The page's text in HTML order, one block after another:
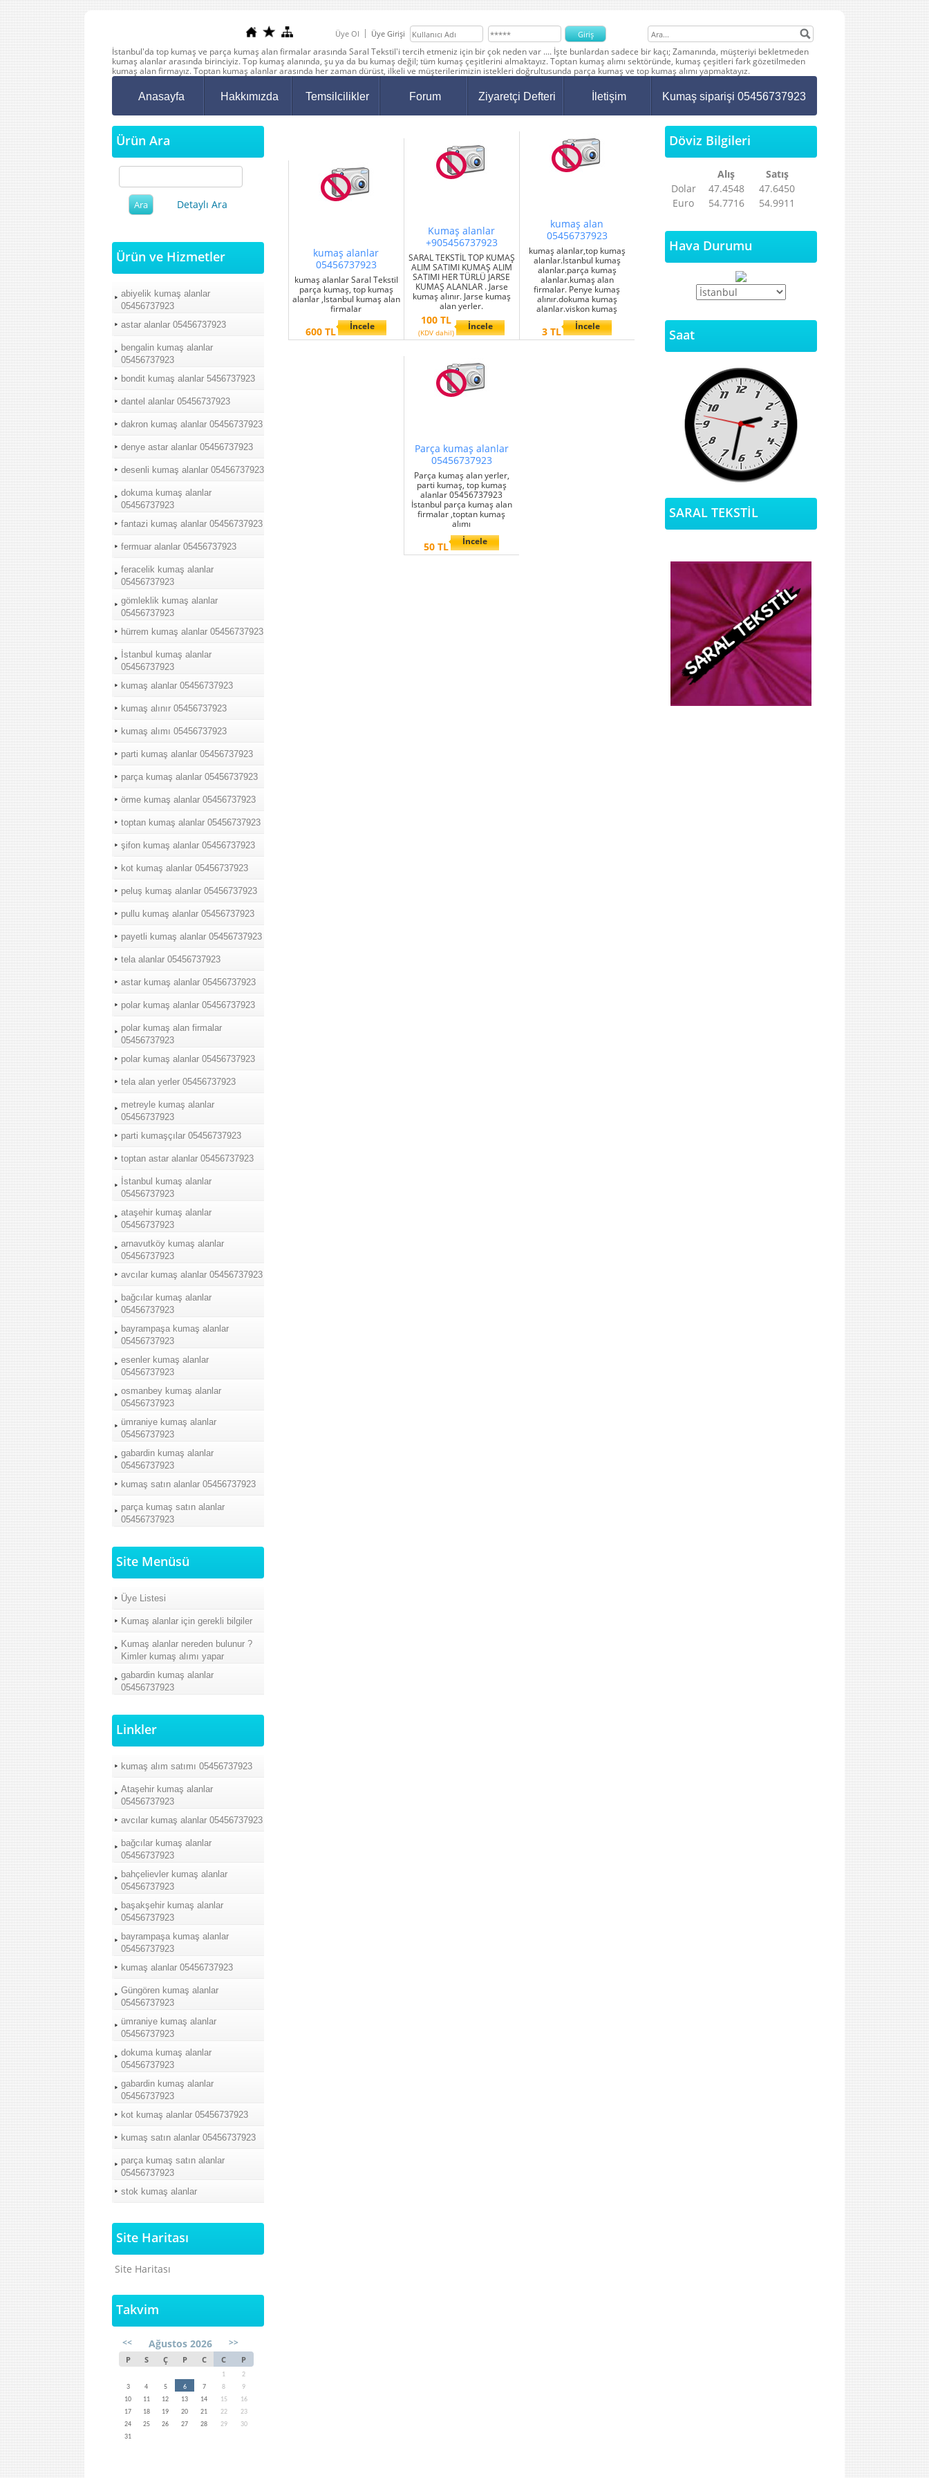
Üye Ol Üye Girişi
İstanbul'da top kumaş ve parça kumaş alan firmalar arasında Saral Tekstil'i tercih etmeniz için bir çok neden var .... İşte bunlardan sadece bir kaçı; Zamanında, müşteriyi bekletmeden
kumaş alanlar arasında birinciyiz. Top kumaş alanında, şu ya da bu kumaş değil; tüm kumaş çeşitlerini almaktayız. Toptan kumaş alımı sektöründe, kumaş çeşitleri fark gözetilmeden
kumaş alan firmayız. Toptan kumaş alanlar arasında her zaman dürüst, ilkeli ve müşterilerimizin istekleri doğrultusunda parça kumaş ve top kumaş alımı yapmaktayız.
Anasayfa Hakkımızda Temsilcilikler Forum Ziyaretçi Defteri İletişim Kumaş siparişi 05456737923
Ürün Ara
Detaylı Ara
Ürün ve Hizmetler
abiyelik kumaş alanlar
05456737923
astar alanlar 05456737923
bengalin kumaş alanlar
05456737923
bondit kumaş alanlar 5456737923
dantel alanlar 05456737923
dakron kumaş alanlar 05456737923
denye astar alanlar 05456737923
desenli kumaş alanlar 05456737923
dokuma kumaş alanlar
05456737923
fantazi kumaş alanlar 05456737923
fermuar alanlar 05456737923
feracelik kumaş alanlar
05456737923
gömleklik kumaş alanlar
05456737923
hürrem kumaş alanlar 05456737923
İstanbul kumaş alanlar
05456737923
kumaş alanlar 05456737923
kumaş alınır 05456737923
kumaş alımı 05456737923
parti kumaş alanlar 05456737923
parça kumaş alanlar 05456737923
örme kumaş alanlar 05456737923
toptan kumaş alanlar 05456737923
şifon kumaş alanlar 05456737923
kot kumaş alanlar 05456737923
peluş kumaş alanlar 05456737923
pullu kumaş alanlar 05456737923
payetli kumaş alanlar 05456737923
tela alanlar 05456737923
astar kumaş alanlar 05456737923
polar kumaş alanlar 05456737923
polar kumaş alan firmalar
05456737923
polar kumaş alanlar 05456737923
tela alan yerler 05456737923
metreyle kumaş alanlar
05456737923
parti kumaşçılar 05456737923
toptan astar alanlar 05456737923
İstanbul kumaş alanlar
05456737923
ataşehir kumaş alanlar
05456737923
arnavutköy kumaş alanlar
05456737923
avcılar kumaş alanlar 05456737923
bağcılar kumaş alanlar
05456737923
bayrampaşa kumaş alanlar
05456737923
esenler kumaş alanlar
05456737923
osmanbey kumaş alanlar
05456737923
ümraniye kumaş alanlar
05456737923
gabardin kumaş alanlar
05456737923
kumaş satın alanlar 05456737923
parça kumaş satın alanlar
05456737923
Site Menüsü
Üye Listesi
Kumaş alanlar için gerekli bilgiler
Kumaş alanlar nereden bulunur ?
Kimler kumaş alımı yapar
gabardin kumaş alanlar
05456737923
Linkler
kumaş alım satımı 05456737923
Ataşehir kumaş alanlar
05456737923
avcılar kumaş alanlar 05456737923
bağcılar kumaş alanlar
05456737923
bahçelievler kumaş alanlar
05456737923
başakşehir kumaş alanlar
05456737923
bayrampaşa kumaş alanlar
05456737923
kumaş alanlar 05456737923
Güngören kumaş alanlar
05456737923
ümraniye kumaş alanlar
05456737923
dokuma kumaş alanlar
05456737923
gabardin kumaş alanlar
05456737923
kot kumaş alanlar 05456737923
kumaş satın alanlar 05456737923
parça kumaş satın alanlar
05456737923
stok kumaş alanlar
Site Haritası
Site Haritası
Takvim
<< Ağustos 2026 >>
P S Ç P C C P
1
2
3
4 5 6 7 8
9
10
11 12 13 14 15
16
17
18 19 20 21 22
23
24
25 26 27 28 29
30
31
kumaş alanlar
05456737923
kumaş alanlar Saral Tekstil
parça kumaş, top kumaş
alanlar ,İstanbul kumaş alan
firmalar
600 TL İncele
Kumaş alanlar
+905456737923
SARAL TEKSTİL TOP KUMAŞ
ALIM SATIMI KUMAŞ ALIM
SATIMI HER TÜRLÜ JARSE
KUMAŞ ALANLAR . Jarse
kumaş alınır. Jarse kumaş
alan yerler.
100 TL
(KDV dahil)
İncele
kumaş alan
05456737923
kumaş alanlar,top kumaş
alanlar.İstanbul kumaş
alanlar.parça kumaş
alanlar.kumaş alan
firmalar. Penye kumaş
alınır.dokuma kumaş
alanlar.viskon kumaş
3 TL İncele
Parça kumaş alanlar
05456737923
Parça kumaş alan yerler,
parti kumaş, top kumaş
alanlar 05456737923
İstanbul parça kumaş alan
firmalar ,toptan kumaş
alımı
50 TL İncele
Döviz Bilgileri
Alış
Satış
Dolar
47.4548
47.6450
Euro
54.7716 54.9911
Hava Durumu
Saat
SARAL TEKSTİL